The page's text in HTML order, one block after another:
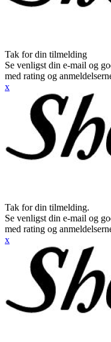
Tak for din tilmelding
Se venligst din e-mail og
med rating og
x
Tak for din tilmelding.
Se venligst din e-mail og
med rating og
x